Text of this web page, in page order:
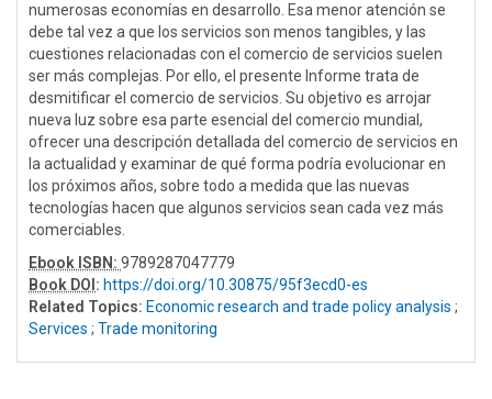
numerosas economías en desarrollo. Esa menor atención se
debe tal vez a que los servicios son menos tangibles, y las
cuestiones relacionadas con el comercio de servicios suelen
ser más complejas. Por ello, el presente Informe trata de
desmitificar el comercio de servicios. Su objetivo es arrojar
nueva luz sobre esa parte esencial del comercio mundial,
ofrecer una descripción detallada del comercio de servicios en
la actualidad y examinar de qué forma podría evolucionar en
los próximos años, sobre todo a medida que las nuevas
tecnologías hacen que algunos servicios sean cada vez más
comerciables.
Ebook ISBN: 9789287047779
Book DOI : https://doi.org/10.30875/95f3ecd0-es
Related Topics: Economic research and trade policy analysis ;
Services ; Trade monitoring